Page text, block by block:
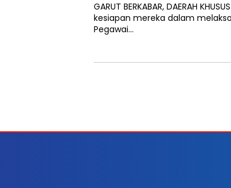
GARUT BERKABAR, DAERAH
kesiapan mereka dalam
Pegawai…